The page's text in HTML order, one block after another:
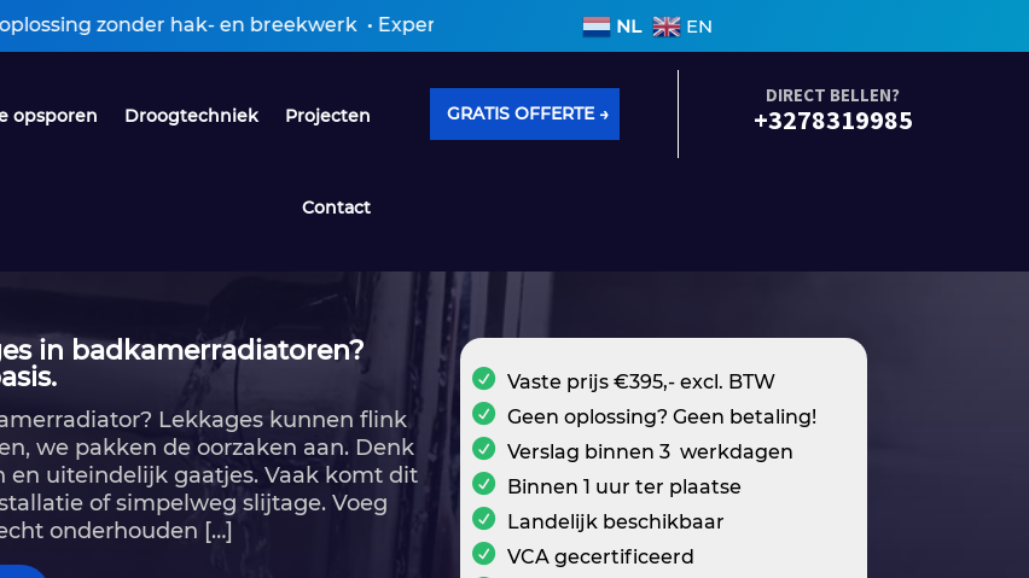
hak- en breekwerk • Expertiseverslag ontvangen binnen 3 werkdagen • Geen voorrijkosten • Alle
NL EN
opsporen Droogtechniek Projecten
Contact
GRATIS OFFERTE →
DIRECT BELLEN?
+3278319985
in badkamerradiatoren?
Lekkages kunnen flink
we pakken de oorzaken aan.​ Denk
en uiteindelijk gaatjes.​ Vaak komt dit
of simpelweg slijtage.​ Voeg
onderhouden […]
Vaste prijs €395,- excl. BTW
Geen oplossing? Geen betaling!
Verslag binnen 3 werkdagen
Binnen 1 uur ter plaatse
Landelijk beschikbaar
VCA gecertificeerd